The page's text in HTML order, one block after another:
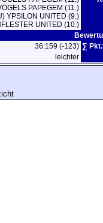
PAPEGEM (11.)
YPSILON UNITED (9.)
UNITED (10.)
36:159 (-123) ∑
leichter